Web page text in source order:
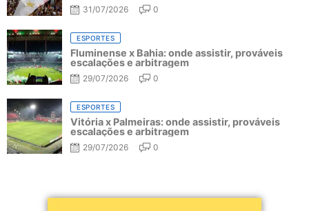
31/07/2026 0
ESPORTES
Fluminense x Bahia: onde assistir, prováveis
escalações e arbitragem
29/07/2026 0
ESPORTES
Vitória x Palmeiras: onde assistir, prováveis
escalações e arbitragem
29/07/2026 0